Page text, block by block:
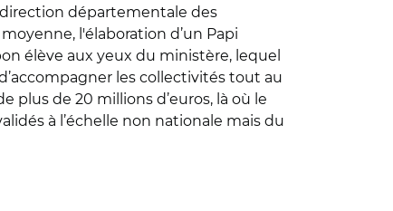
direction départementale des
l'élaboration d’un Papi
élève aux yeux du ministère, lequel
les collectivités tout au
plus de 20 millions d’euros, là où le
à l’échelle non nationale mais du